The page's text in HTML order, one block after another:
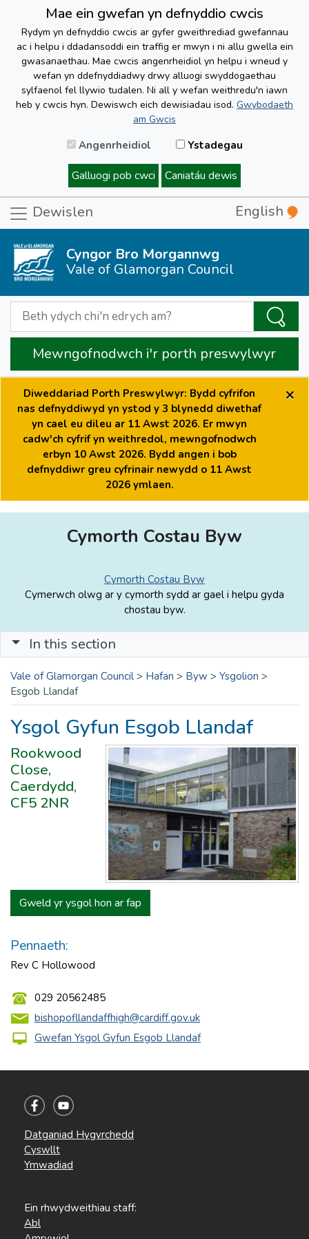
Mae ein gwefan yn defnyddio cwcis
Rydym yn defnyddio cwcis ar gyfer gweithrediad gwefannau
ac i helpu i ddadansoddi ein traffig er mwyn i ni allu gwella ein
gwasanaethau. Mae cwcis angenrheidiol yn helpu i wneud y
wefan yn ddefnyddiadwy drwy alluogi swyddogaethau
sylfaenol fel llywio tudalen. Ni all y wefan weithredu'n iawn
heb y cwcis hyn. Dewiswch eich dewisiadau isod. Gwybodaeth
am Gwcis
Angenrheidiol Ystadegau
Galluogi pob cwci Caniatáu dewis
Dewislen English
Cyngor Bro Morgannwg
Vale of Glamorgan Council
Mewngofnodwch i'r porth preswylwyr
Diweddariad Porth Preswylwyr: Bydd cyfrifon
nas defnyddiwyd yn ystod y 3 blynedd diwethaf
yn cael eu dileu ar 11 Awst 2026. Er mwyn
cadw'ch cyfrif yn weithredol, mewngofnodwch
erbyn 10 Awst 2026. Bydd angen i bob
defnyddiwr greu cyfrinair newydd o 11 Awst
2026 ymlaen.
×
Cymorth Costau Byw
Cymorth Costau Byw
Cymerwch olwg ar y cymorth sydd ar gael i helpu gyda
chostau byw.
In this section
Vale of Glamorgan Council > Hafan > Byw > Ysgolion >
Esgob Llandaf
Ysgol Gyfun Esgob Llandaf
Rookwood
Close,
Caerdydd,
CF5 2NR
Gweld yr ysgol hon ar fap
Pennaeth:
Rev C Hollowood
029 20562485
bishopofllandaffhigh@cardiff.gov.uk
Gwefan Ysgol Gyfun Esgob Llandaf
Datganiad Hygyrchedd
Cyswllt
Ymwadiad
Ein rhwydweithiau staff:
Abl